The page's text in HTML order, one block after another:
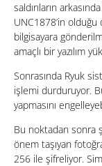
saldırıların
UNC1878’in olduğu
bilgisayara
amaçlı bir yazılım
Sonrasında Ryuk
işlemi durduruyor.
yapmasını
Bu noktadan sonra
önem taşıyan
256 ile şifreliyor.